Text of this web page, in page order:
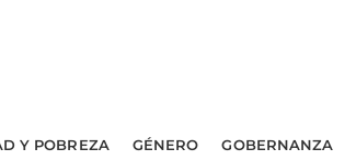
Y POBREZA GÉNERO GOBERNANZA